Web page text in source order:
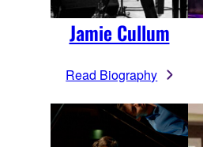
Jamie Cullum
Read Biography